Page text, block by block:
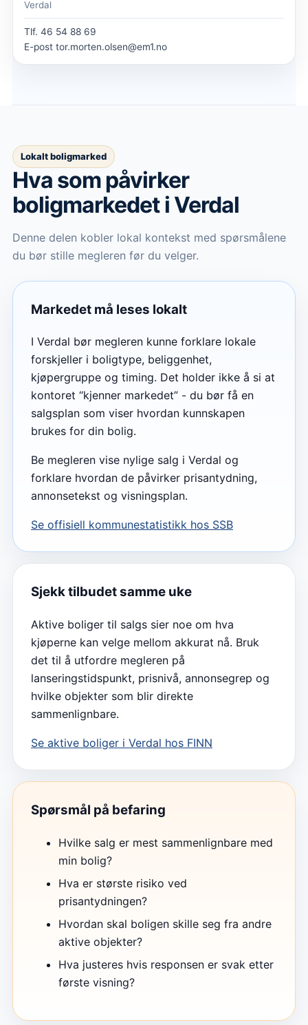
Verdal
Tlf. 46 54 88 69
E-post tor.morten.olsen@em1.no
Lokalt boligmarked
Hva som påvirker
boligmarkedeti Verdal
Denne delen kobler lokal kontekst med spørsmålene
du bør stille megleren før du velger.
Markedet må leses lokalt
I Verdal bør megleren kunne forklare lokale
forskjeller i boligtype, beliggenhet,
kjøpergruppe og timing. Det holder ikke å si at
kontoret “kjenner markedet” - du bør få en
salgsplan som viser hvordan kunnskapen
brukes for din bolig.
Be megleren vise nylige salg i Verdal og
forklare hvordan de påvirker prisantydning,
annonsetekst og visningsplan.
Se offisiell kommunestatistikk hos SSB
Sjekk tilbudet samme uke
Aktive boliger til salgs sier noe om hva
kjøperne kan velge mellom akkurat nå. Bruk
det til å utfordre megleren på
lanseringstidspunkt, prisnivå, annonsegrep og
hvilke objekter som blir direkte
sammenlignbare.
Se aktive boliger i Verdal hos FINN
Spørsmål på befaring
Hvilke salg er mest sammenlignbare med
min bolig?
Hva er største risiko ved
prisantydningen?
Hvordan skal boligen skille seg fra andre
aktive objekter?
Hva justeres hvis responsen er svak etter
første visning?